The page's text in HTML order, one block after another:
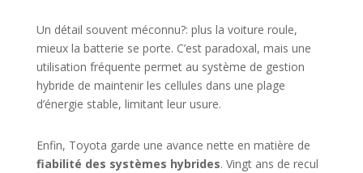
Un détail souvent méconnu?: plus la voiture roule,
mieux la batterie se porte. C’est paradoxal, mais une
utilisation fréquente permet au système de gestion
hybride de maintenir les cellules dans une plage
d’énergie stable, limitant leur usure.
Enfin, Toyota garde une avance nette en matière de
fiabilité des systèmes hybrides. Vingt ans de recul